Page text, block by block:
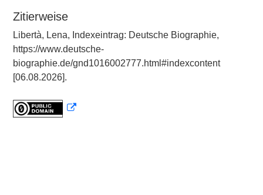
Zitierweise
Libertà, Lena, Indexeintrag: Deutsche Biographie,
https://www.deutsche-
biographie.de/gnd1016002777.html#indexcontent
[06.08.2026].